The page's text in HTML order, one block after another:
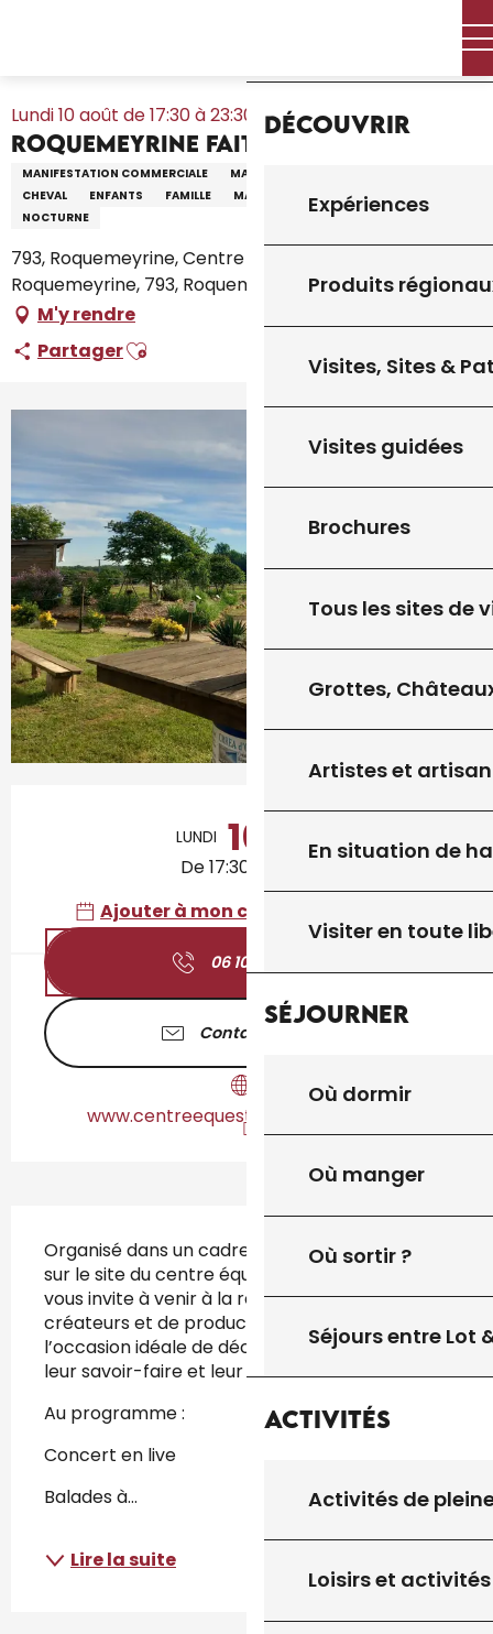
Découvrir
Expériences
Produits
Visites, Sites &
Visites guidées
Brochures
Tous les sites de
Grottes,
Artistes et
En situation de
Visiter en toute
Séjourner
Où dormir
Où manger
Où sortir ?
Séjours entre Lot
Activités
Activités de
Loisirs et activités
Lundi 10 août de 17:30 à 23:30
Roquemeyrine fait son marché
MANIFESTATION COMMERCIALE MARCHÉ THÉMATIQUE
CHEVAL
ENFANTS FAMILLE MARCHÉ GOURMAND
NOCTURNE
793, Roquemeyrine, Centre équestre de
Roquemeyrine, 793, Roquemeyrine, 46300 Gourdon
M'y rendre
PartagerAjouter aux favoris
LUNDI 10
De 17:30 à 23:30
Ajouter à mon calendrier Google
06 10 90 66
Contactez-nous
www.centreequestredegourdon46.fr
Organisé dans un cadre champêtre et familial,
sur le site du centre équestre, cet événement
vous invite à venir à la rencontre d’artisans
créateurs et de producteurs locaux. C’est
l’occasion idéale de découvrir leurs produits,
leur savoir-faire et leur passion.
Au programme :
Concert en live
Balades à...
Lire la suite